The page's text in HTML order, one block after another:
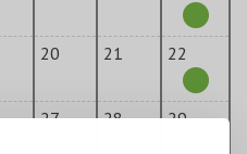
20 21 22
27 28 29